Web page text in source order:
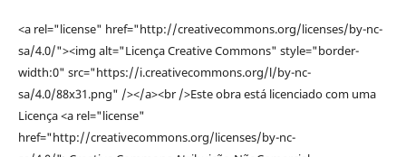
<a rel="license" href="http://creativecommons.org/licenses/by-nc-
sa/4.0/"><img alt="Licença Creative Commons" style="border-
width:0" src="https://i.creativecommons.org/l/by-nc-
sa/4.0/88x31.png" /></a><br />Este obra está licenciado com uma
Licença <a rel="license"
href="http://creativecommons.org/licenses/by-nc-